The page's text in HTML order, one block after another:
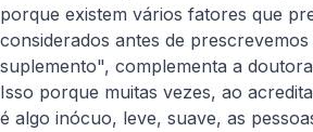
porque existem vários fatores que
considerados antes de
suplemento", complementa a
Isso porque muitas vezes, ao
é algo inócuo, leve, suave, as